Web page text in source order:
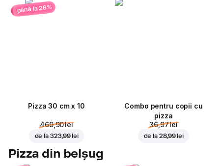
până la 26%
Pizza 30 cm x 10
469,90 lei
de la 323,99 lei
Combo pentru copii cu
pizza
36,97 lei
de la 28,99 lei
Pizza din belșug